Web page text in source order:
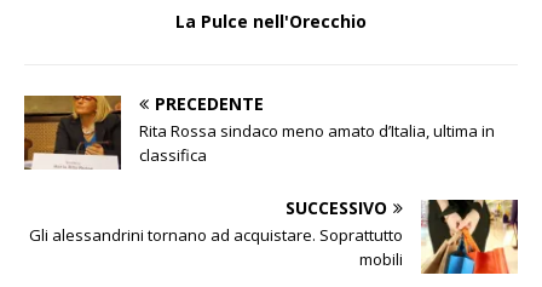
La Pulce nell'Orecchio
PRECEDENTE
Rita Rossa sindaco meno amato d’Italia, ultima in
classifica
SUCCESSIVO
Gli alessandrini tornano ad acquistare. Soprattutto
mobili